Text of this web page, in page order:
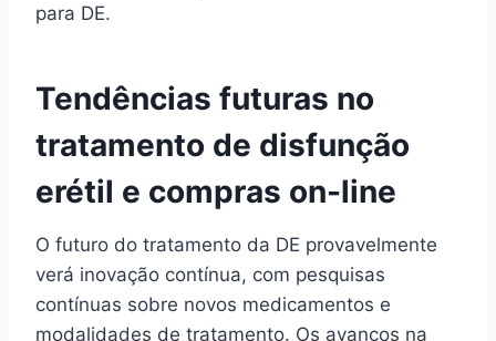
para DE.
Tendências futuras no
tratamento de disfunção
erétil e compras on-line
O futuro do tratamento da DE provavelmente
verá inovação contínua, com pesquisas
contínuas sobre novos medicamentos e
modalidades de tratamento. Os avanços na